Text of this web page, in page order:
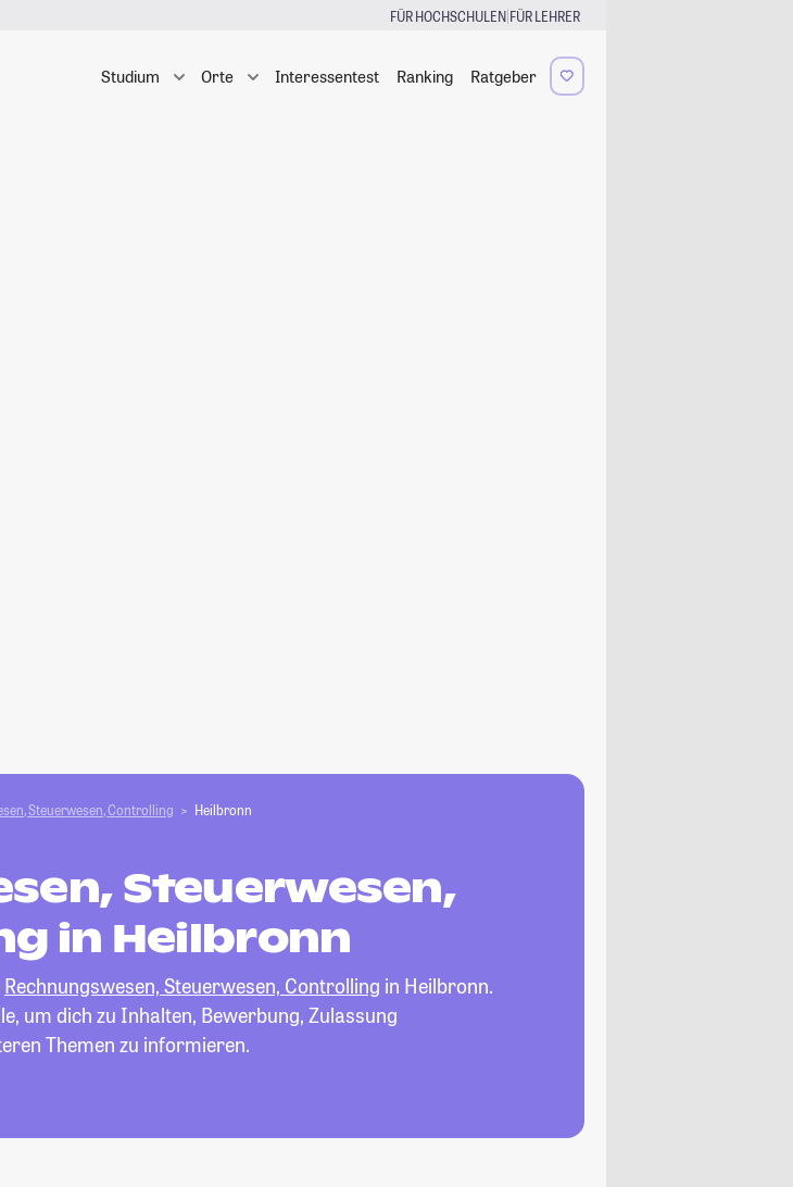
FÜR HOCHSCHULEN|FÜR LEHRER
Studium Orte Interessentest Ranking Ratgeber
Steuerwesen, Controlling Heilbronn
Steuerwesen,
in Heilbronn
Rechnungswesen, Steuerwesen, Controlling in Heilbronn.
um dich zu Inhalten, Bewerbung, Zulassung
Themen zu informieren.